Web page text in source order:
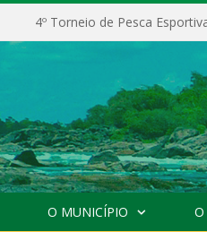
4º Torneio de Pesca
O MUNICÍPIO O